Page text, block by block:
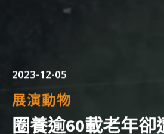
2023-12-05
展演動物
圈養逾60載老年卻